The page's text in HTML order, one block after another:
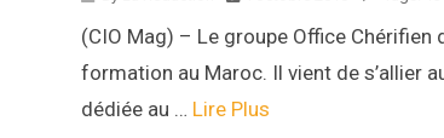
(CIO Mag) – Le groupe Office
formation au Maroc. Il vient de s’allier
dédiée au … Lire Plus